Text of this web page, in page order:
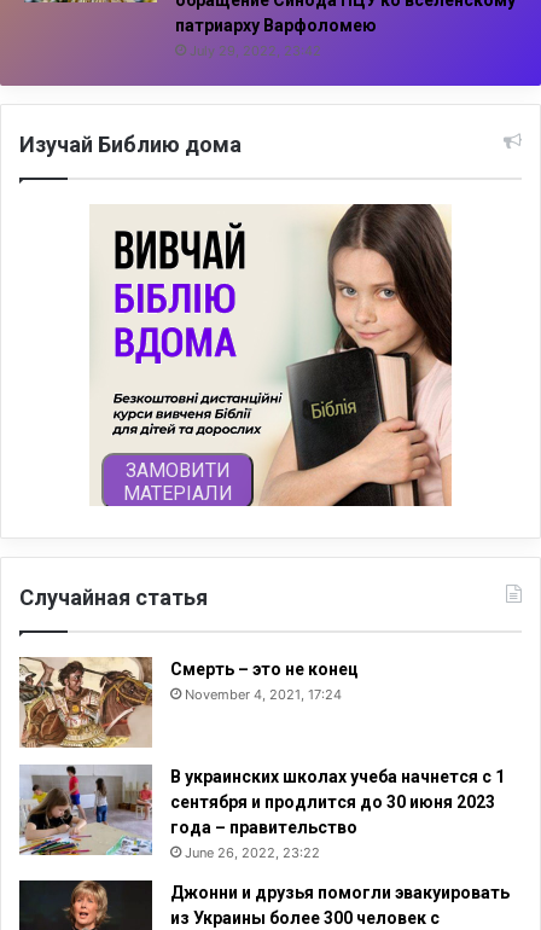
патриарху Варфоломею
July 29, 2022, 23:42
Изучай Библию дома
Случайная статья
Смерть – это не конец
November 4, 2021, 17:24
В украинских школах учеба начнется с 1
сентября и продлится до 30 июня 2023
года – правительство
June 26, 2022, 23:22
Джонни и друзья помогли эвакуировать
из Украины более 300 человек с